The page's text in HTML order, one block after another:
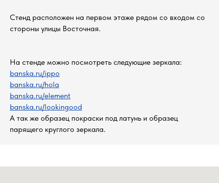
Стенд расположен на первом этаже рядом со входом со
стороны улицы Восточная.
На стенде можно посмотреть следующие зеркала:
banska.ru/ippo
banska.ru/hola
banska.ru/element
banska.ru/lookingood
А так же образец покраски под латунь и образец
парящего круглого зеркала.